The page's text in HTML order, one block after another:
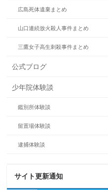
広島死体遺棄まとめ
山口連続放火殺人事件まとめ
三鷹女子高生刺殺事件まとめ
公式ブログ
少年院体験談
鑑別所体験談
留置場体験談
逮捕体験談
サイト更新通知